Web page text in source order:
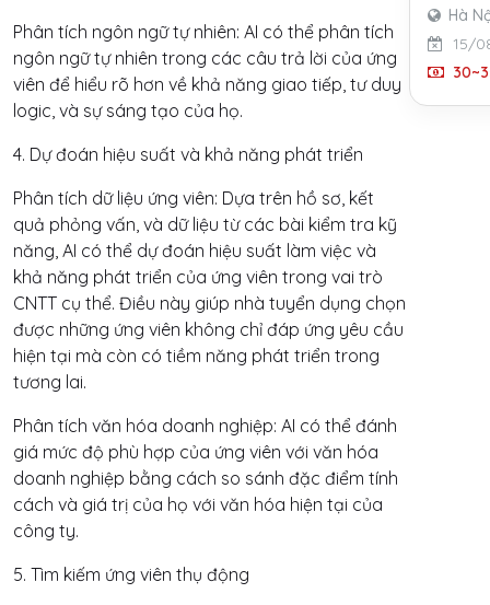
Phân tích ngôn ngữ tự nhiên: AI có thể phân tích
ngôn ngữ tự nhiên trong các câu trả lời của ứng
viên để hiểu rõ hơn về khả năng giao tiếp, tư duy
logic, và sự sáng tạo của họ.
4. Dự đoán hiệu suất và khả năng phát triển
Phân tích dữ liệu ứng viên: Dựa trên hồ sơ, kết
quả phỏng vấn, và dữ liệu từ các bài kiểm tra kỹ
năng, AI có thể dự đoán hiệu suất làm việc và
khả năng phát triển của ứng viên trong vai trò
CNTT cụ thể. Điều này giúp nhà tuyển dụng chọn
được những ứng viên không chỉ đáp ứng yêu cầu
hiện tại mà còn có tiềm năng phát triển trong
tương lai.
Phân tích văn hóa doanh nghiệp: AI có thể đánh
giá mức độ phù hợp của ứng viên với văn hóa
doanh nghiệp bằng cách so sánh đặc điểm tính
cách và giá trị của họ với văn hóa hiện tại của
công ty.
5. Tìm kiếm ứng viên thụ động
Hà
15/